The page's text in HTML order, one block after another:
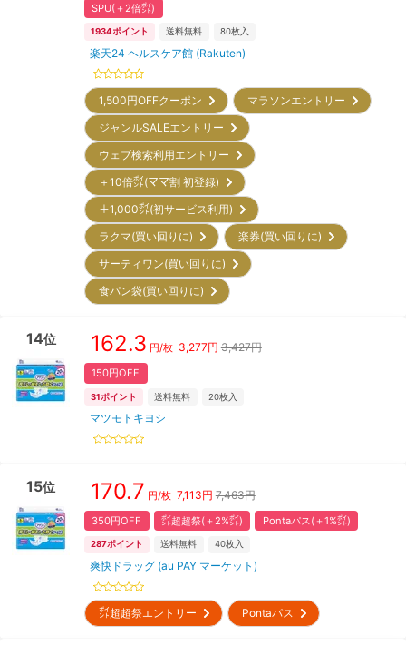
SPU(＋2倍㌽)
1934ポイント 送料無料 80枚入
楽天24 ヘルスケア館 (Rakuten)
1,500円OFFクーポン
マラソンエントリー
ジャンルSALEエントリー
ウェブ検索利用エントリー
＋10倍㌽(ママ割 初登録)
＋1,000㌽(初サービス利用)
ラクマ(買い回りに)
楽券(買い回りに)
サーティワン(買い回りに)
食パン袋(買い回りに)
14位 162.3 円/枚 3,277円 3,427円
150円OFF
31ポイント 送料無料 20枚入
マツモトキヨシ
15位 170.7 円/枚 7,113円 7,463円
350円OFF ㌽超超祭(＋2%㌽) Pontaパス(＋1%㌽)
287ポイント 送料無料 40枚入
爽快ドラッグ (au PAY マーケット)
㌽超超祭エントリー Pontaパス